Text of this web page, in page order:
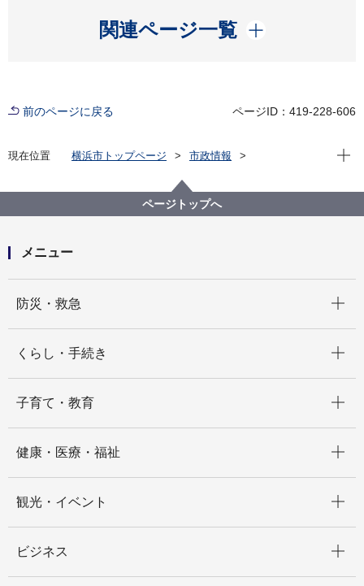
関連ページ一覧
開く
前のページに戻る ページID：419-228-606
現在位置 横浜市トップページ
市政情報
にぎわいスポーツ文化局
日本女子バスケの最高峰リーグ「大樹生命 Ｗリーグ ユ
ナイテッドカップ2025-26ファイナルステージ」～市民
現在
ページトップへ
メニュー
防災・救急
くらし・手続き
子育て・教育
健康・医療・福祉
観光・イベント
ビジネス